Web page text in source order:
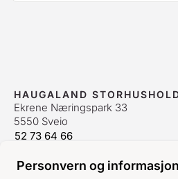
Personvern og
HAUGALAND
Ekrene Næringspark 33
5550 Sveio
52 73 64 66